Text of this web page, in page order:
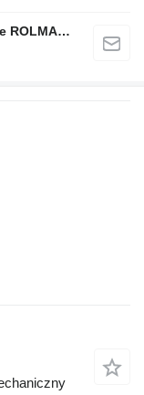
Przedsiębiorstwo Produkcyjno-Handlowe ROLMAPOL Marcin Dziekan